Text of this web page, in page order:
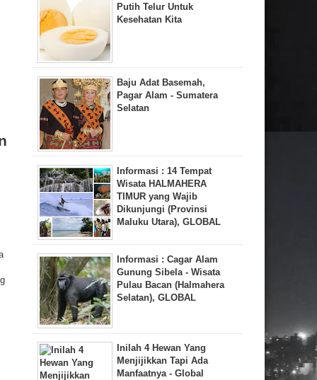
Putih Telur Untuk
Kesehatan Kita
Baju Adat Basemah,
Pagar Alam - Sumatera
Selatan
Informasi : 14 Tempat
Wisata HALMAHERA
TIMUR yang Wajib
Dikunjungi (Provinsi
Maluku Utara), GLOBAL
Informasi : Cagar Alam
Gunung Sibela - Wisata
Pulau Bacan (Halmahera
Selatan), GLOBAL
Inilah 4 Hewan Yang
Menjijikkan Tapi Ada
Manfaatnya - Global